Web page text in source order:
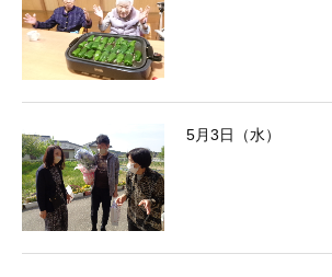
5月3日（水）